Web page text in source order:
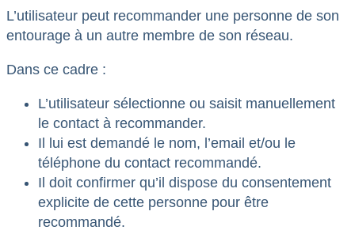
L’utilisateur peut recommander une personne de son
entourage à un autre membre de son réseau.
Dans ce cadre :
L’utilisateur sélectionne ou saisit manuellement
le contact à recommander.
Il lui est demandé le nom, l’email et/ou le
téléphone du contact recommandé.
Il doit confirmer qu’il dispose du consentement
explicite de cette personne pour être
recommandé.